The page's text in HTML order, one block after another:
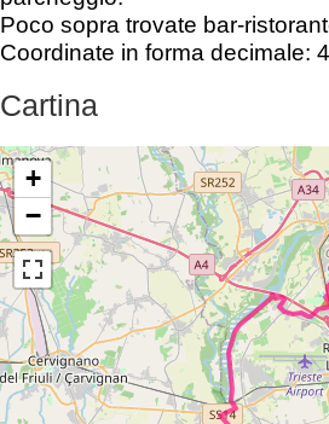
Poco sopra trovate bar-
Coordinate in forma decimale:
Cartina
+
−